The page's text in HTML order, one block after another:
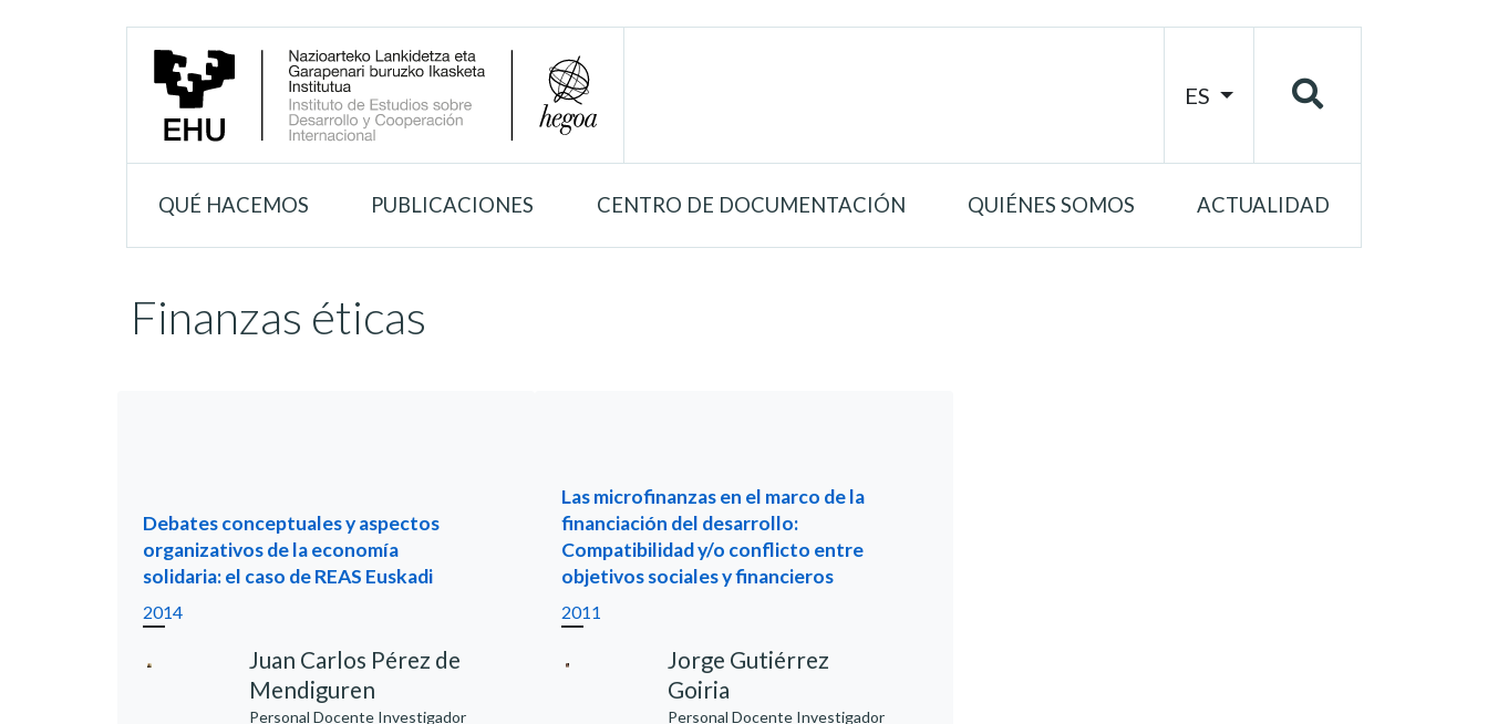
ES
QUÉ HACEMOS PUBLICACIONES CENTRO DE DOCUMENTACIÓN QUIÉNES SOMOS ACTUALIDAD
Finanzas éticas
Debates conceptuales y aspectos
organizativos de la economía
solidaria: el caso de REAS Euskadi
2014
Juan Carlos Pérez de
Mendiguren
Personal Docente Investigador
Las microfinanzas en el marco de la
financiación del desarrollo:
Compatibilidad y/o conflicto entre
objetivos sociales y financieros
2011
Jorge Gutiérrez
Goiria
Personal Docente Investigador